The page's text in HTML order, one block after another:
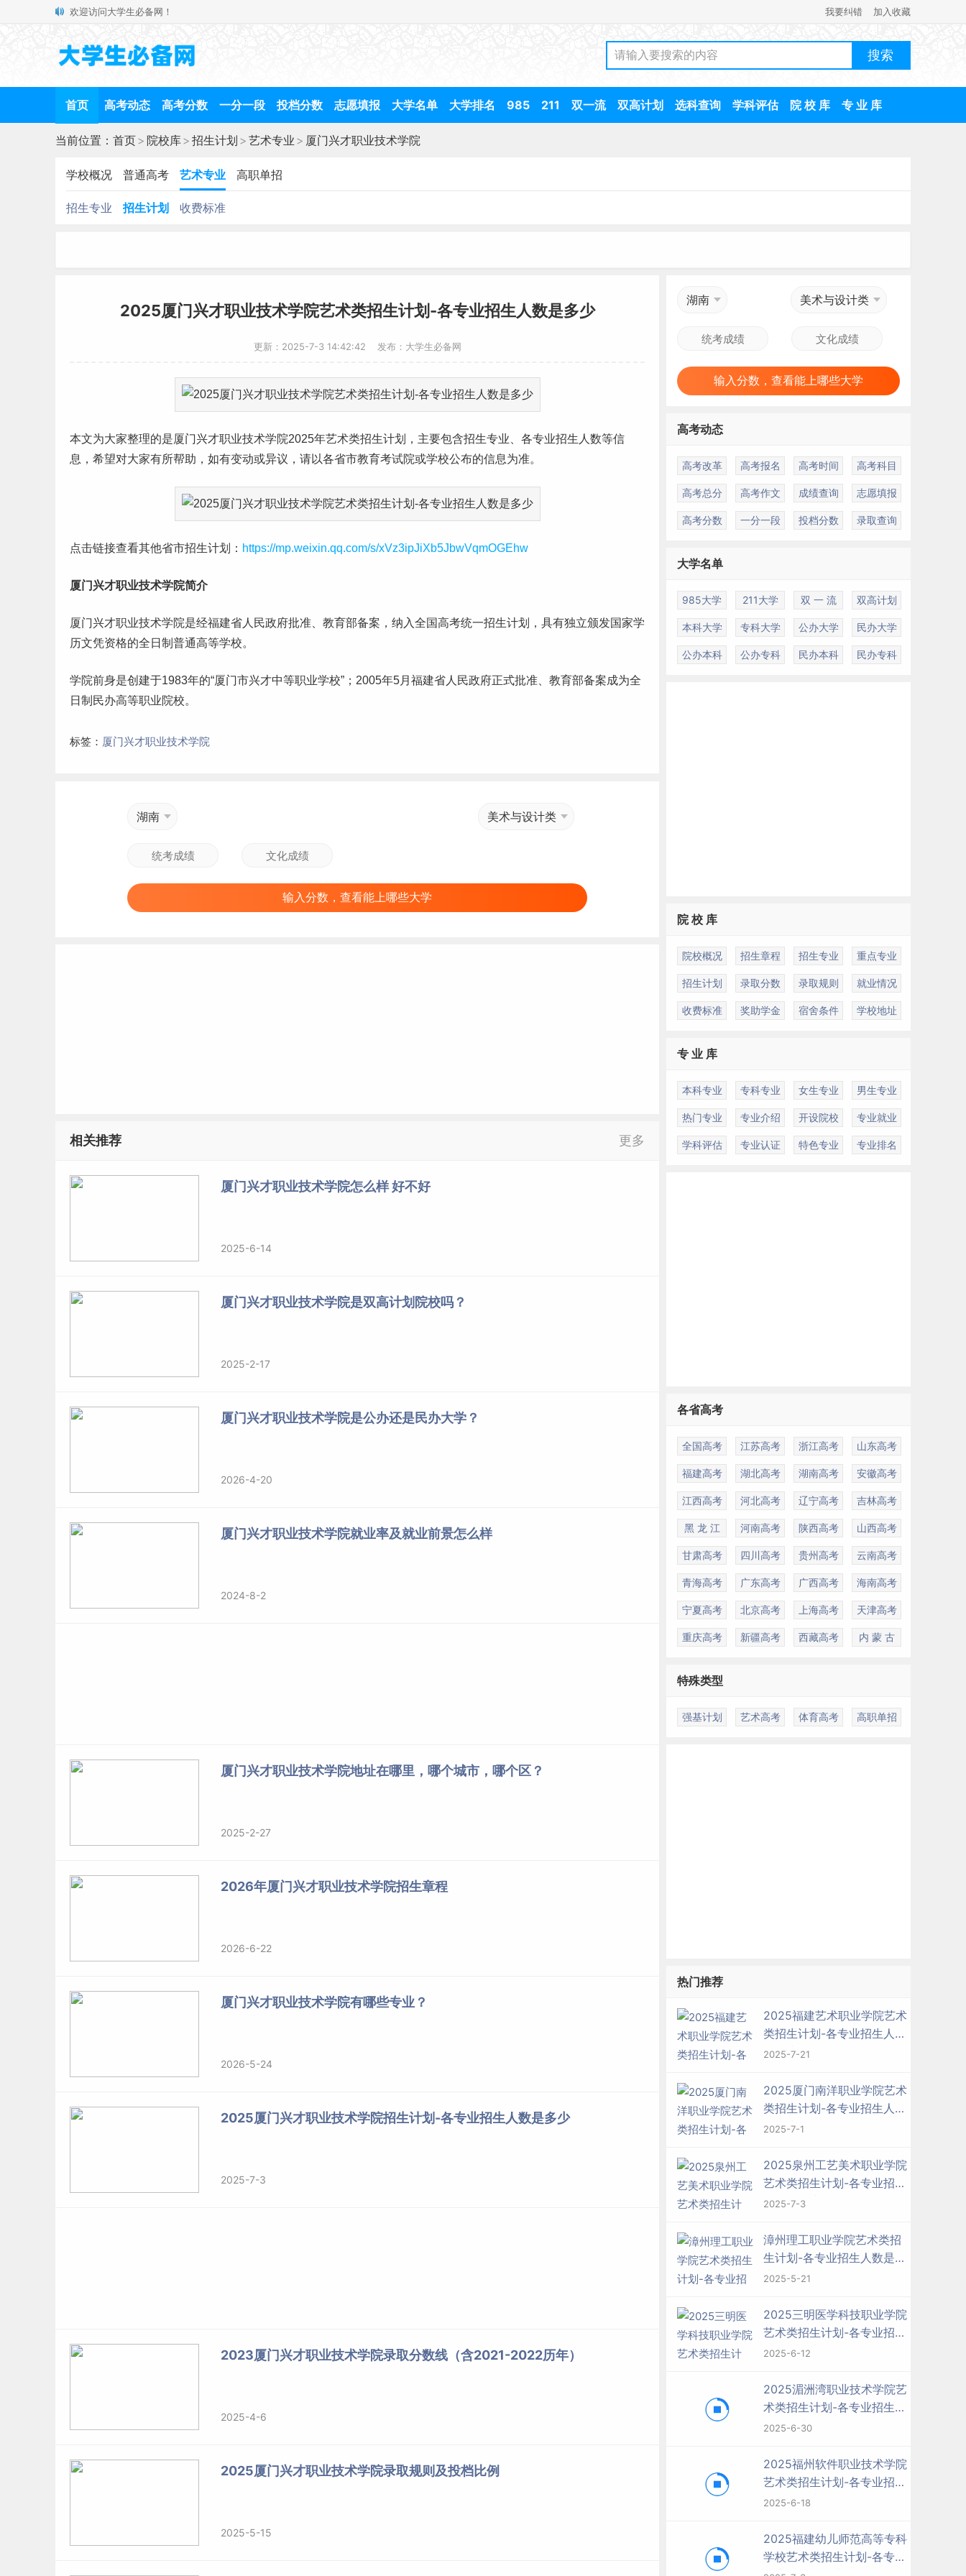
欢迎访问大学生必备网！ 我要纠错 加入收藏
首页 高考动态 高考分数 一分一段 投档分数 志愿填报 大学名单 大学排名 985 211 双一流 双高计划 选科查询 学科评估 院 校 库 专 业 库
当前位置： 首页> 院校库> 招生计划 > 艺术专业 > 厦门兴才职业技术学院
学校概况 普通高考 艺术专业 高职单招
招生专业 招生计划 收费标准
2025厦门兴才职业技术学院艺术类招生计划-各专业招生人数是多少
更新：2025-7-3 14:42:42 发布：大学生必备网
本文为大家整理的是厦门兴才职业技术学院2025年艺术类招生计划，主要包含招生专业、各专业招生人数等信
息，希望对大家有所帮助，如有变动或异议，请以各省市教育考试院或学校公布的信息为准。
点击链接查看其他省市招生计划： https://mp.weixin.qq.com/s/xVz3ipJiXb5JbwVqmOGEhw
厦门兴才职业技术学院简介
厦门兴才职业技术学院是经福建省人民政府批准、教育部备案，纳入全国高考统一招生计划，具有独立颁发国家学
历文凭资格的全日制普通高等学校。
学院前身是创建于1983年的“厦门市兴才中等职业学校”；2005年5月福建省人民政府正式批准、教育部备案成为全
日制民办高等职业院校。
标签： 厦门兴才职业技术学院
湖南 美术与设计类
输入分数，查看能上哪些大学
相关推荐 更多
厦门兴才职业技术学院怎么样 好不好
2025-6-14
厦门兴才职业技术学院是双高计划院校吗？
2025-2-17
厦门兴才职业技术学院是公办还是民办大学？
2026-4-20
厦门兴才职业技术学院就业率及就业前景怎么样
2024-8-2
厦门兴才职业技术学院地址在哪里，哪个城市，哪个区？
2025-2-27
2026年厦门兴才职业技术学院招生章程
2026-6-22
厦门兴才职业技术学院有哪些专业？
2026-5-24
2025厦门兴才职业技术学院招生计划-各专业招生人数是多少
2025-7-3
2023厦门兴才职业技术学院录取分数线（含2021-2022历年）
2025-4-6
2025厦门兴才职业技术学院录取规则及投档比例
2025-5-15
湖南 美术与设计类
输入分数，查看能上哪些大学
高考动态
高考改革 高考报名 高考时间 高考科目
高考总分 高考作文 成绩查询 志愿填报
高考分数 一分一段 投档分数 录取查询
大学名单
985大学 211大学 双 一 流 双高计划
本科大学 专科大学 公办大学 民办大学
公办本科 公办专科 民办本科 民办专科
院 校 库
院校概况 招生章程 招生专业 重点专业
招生计划 录取分数 录取规则 就业情况
收费标准 奖助学金 宿舍条件 学校地址
专 业 库
本科专业 专科专业 女生专业 男生专业
热门专业 专业介绍 开设院校 专业就业
学科评估 专业认证 特色专业 专业排名
各省高考
全国高考 江苏高考 浙江高考 山东高考
福建高考 湖北高考 湖南高考 安徽高考
江西高考 河北高考 辽宁高考 吉林高考
黑 龙 江 河南高考 陕西高考 山西高考
甘肃高考 四川高考 贵州高考 云南高考
青海高考 广东高考 广西高考 海南高考
宁夏高考 北京高考 上海高考 天津高考
重庆高考 新疆高考 西藏高考 内 蒙 古
特殊类型
强基计划 艺术高考 体育高考 高职单招
热门推荐
2025福建艺术职业学院艺术
类招生计划-各专业招生人数
是多少
2025-7-21
2025厦门南洋职业学院艺术
类招生计划-各专业招生人数
是多少
2025-7-1
2025泉州工艺美术职业学院
艺术类招生计划-各专业招生
人数是多少
2025-7-3
漳州理工职业学院艺术类招
生计划-各专业招生人数是多
少
2025-5-21
2025三明医学科技职业学院
艺术类招生计划-各专业招生
人数是多少
2025-6-12
2025湄洲湾职业技术学院艺
术类招生计划-各专业招生人
数是多少
2025-6-30
2025福州软件职业技术学院
艺术类招生计划-各专业招生
人数是多少
2025-6-18
2025福建幼儿师范高等专科
学校艺术类招生计划-各专业